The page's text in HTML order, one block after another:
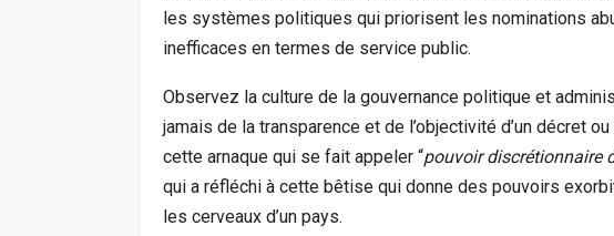
les systèmes politiques qui priorisent les nominations
inefficaces en termes de service public.
Observez la culture de la gouvernance politique et
jamais de la transparence et de l’objectivité d’un décret
cette arnaque qui se fait appeler “pouvoir discrétionnaire
qui a réfléchi à cette bêtise qui donne des pouvoirs
les cerveaux d’un pays.